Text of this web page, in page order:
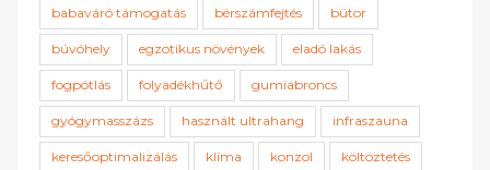
babaváró támogatás bérszámfejtés bútor
búvóhely egzotikus növények eladó lakás
fogpótlás folyadékhűtő gumiabroncs
gyógymasszázs használt ultrahang infraszauna
keresőoptimalizálás klíma konzol költöztetés